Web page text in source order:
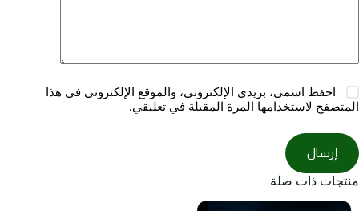
احفظ اسمي، بريدي الإلكتروني، والموقع الإلكتروني في هذا
المتصفح لاستخدامها المرة المقبلة في تعليقي.
إرسال
منتجات ذات صلة